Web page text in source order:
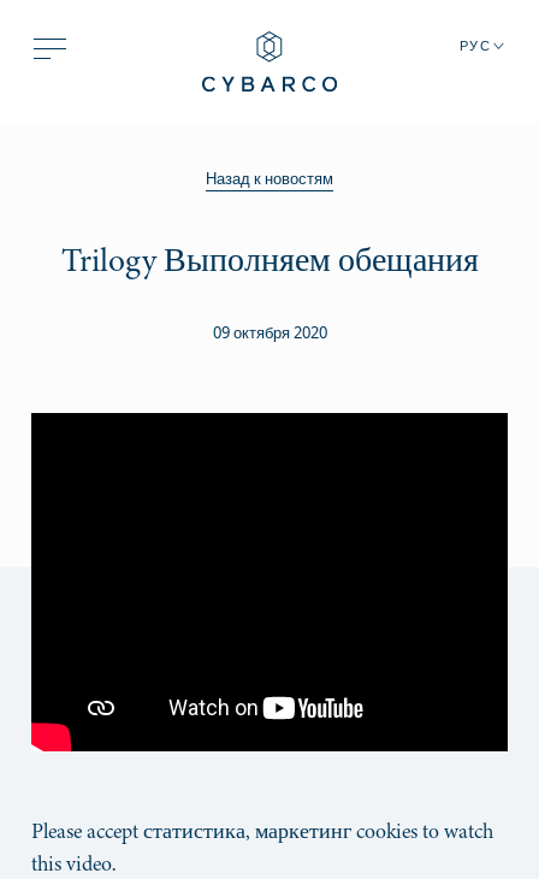
РУС
Назад к новостям
Trilogy Выполняем обещания
09 октября 2020
Please acceptстатистика, маркетингcookies to watch
this video.